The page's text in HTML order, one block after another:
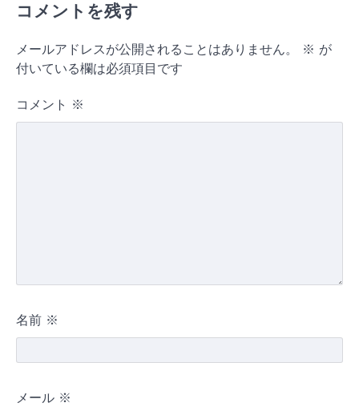
コメントを残す
メールアドレスが公開されることはありません。 ※ が
付いている欄は必須項目です
コメント ※
名前 ※
メール ※